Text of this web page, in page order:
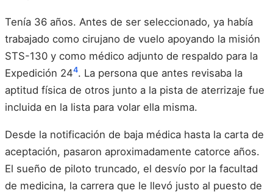
Tenía 36 años. Antes de ser seleccionado, ya había
trabajado como cirujano de vuelo apoyando la misión
STS-130 y como médico adjunto de respaldo para la
Expedición 244. La persona que antes revisaba la
aptitud física de otros junto a la pista de aterrizaje fue
incluida en la lista para volar ella misma.
Desde la notificación de baja médica hasta la carta de
aceptación, pasaron aproximadamente catorce años.
El sueño de piloto truncado, el desvío por la facultad
de medicina, la carrera que le llevó justo al puesto de